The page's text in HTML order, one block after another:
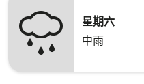
星期六
中雨